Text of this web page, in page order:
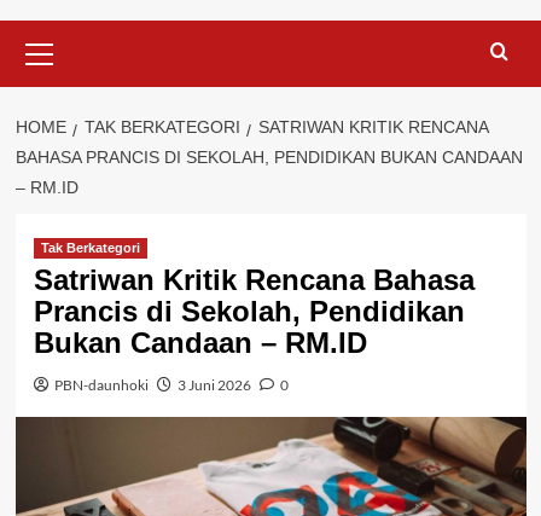
Menu
HOME TAK BERKATEGORI
SATRIWAN KRITIK RENCANA
BAHASA PRANCIS DI SEKOLAH, PENDIDIKAN BUKAN CANDAAN
– RM.ID
Tak Berkategori
Satriwan Kritik Rencana Bahasa
Prancis di Sekolah, Pendidikan
Bukan Candaan – RM.ID
PBN-daunhoki 3 Juni 2026 0